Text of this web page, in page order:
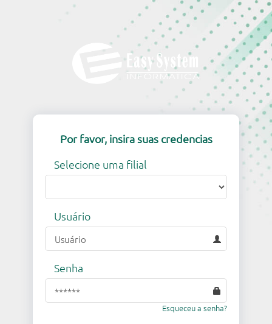
Por favor, insira suas credencias
Selecione uma filial
Usuário
Senha
Esqueceu a senha?